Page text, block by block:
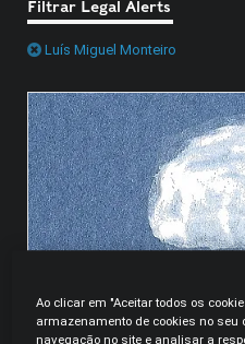
Filtrar Legal Alerts
Luís Miguel Monteiro
Ao clicar em "Aceitar todos os
armazenamento de cookies no
navegação no site e analisar a